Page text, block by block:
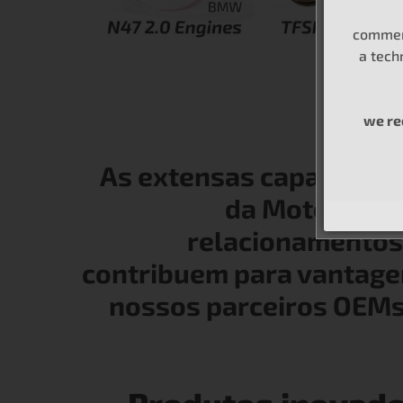
As extensas
da MotoRad e
contribuem para
nossos parceiros
a
we